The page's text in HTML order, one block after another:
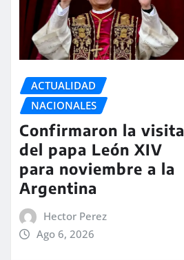
ACTUALIDAD
NACIONALES
Confirmaron la visita
del papa León XIV
para noviembre a la
Argentina
Hector Perez
Ago 6, 2026